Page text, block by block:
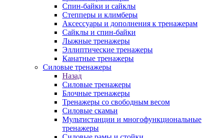
Спин-байки и сайклы
Степперы и климберы
Аксессуары и дополнения к тренажерам
Сайклы и спин-байки
Лыжные тренажеры
Эллиптические тренажеры
Канатные тренажеры
Силовые тренажеры
Назад
Силовые тренажеры
Блочные тренажеры
Тренажеры со свободным весом
Силовые скамьи
Мультистанции и многофункциональные
тренажеры